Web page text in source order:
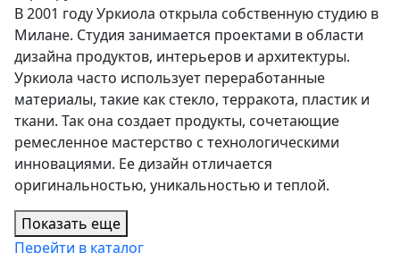
В 2001 году Уркиола открыла собственную студию в
Милане. Студия занимается проектами в области
дизайна продуктов, интерьеров и архитектуры.
Уркиола часто использует переработанные
материалы, такие как стекло, терракота, пластик и
ткани. Так она создает продукты, сочетающие
ремесленное мастерство с технологическими
инновациями. Ее дизайн отличается
оригинальностью, уникальностью и теплой.
Показать еще
Перейти в каталог